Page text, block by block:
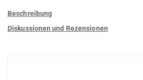
Beschreibung
Diskussionen und Rezensionen